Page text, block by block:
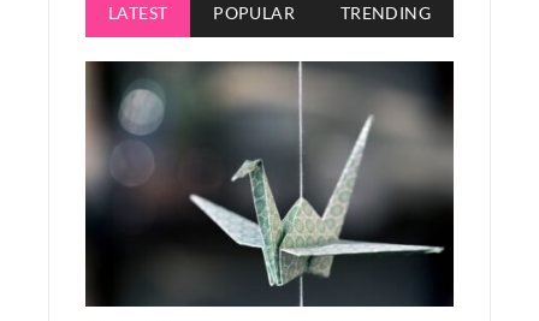
LATEST POPULAR TRENDING